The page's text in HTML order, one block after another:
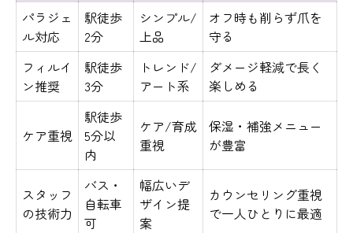
トレンドも叶う自爪重視ネイル施術法
自爪にやさしいトレンドデザイン早見表
トレンドと自爪ケアの両立テクニック
ネイルサロンで叶える旬のアート体験
自爪重視のネイルサロン施術が人気
話題のネイルサロン技術をチェック
自爪ケアならネイルサロン利用も安心
ネイルサロンの自爪ケアメニュー比較
パラジェ
ル対応
駅徒歩
2分
シンプル/
上品
オフ時も削らず爪を
守る
フィルイ
ン推奨
駅徒歩
3分
トレンド/
アート系
ダメージ軽減で長く
楽しめる
ケア重視
駅徒歩
5分以
内
ケア/育成
重視
保湿・補強メニュー
が豊富
スタッフ
の技術力
バス・
自転車
可
幅広いデ
ザイン提
案
カウンセリング重視
で一人ひとりに最適